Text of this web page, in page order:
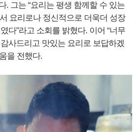
. 그는 “요리는 평생 함께할 수 있는
요리로나 정신적으로 더욱더 성장
다”라고 소회를 밝혔다. 이어 “너무
사드리고 맛있는 요리로 보답하겠
을 전했다.